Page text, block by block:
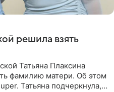
решила взять
Татьяна Плаксина
фамилию матери. Об этом
Татьяна подчеркнула,